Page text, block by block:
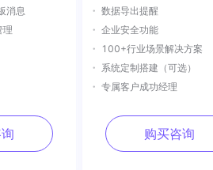
消息
理
数据导出提醒
企业安全功能
100+行业场景解决方案
系统定制搭建（可选）
专属客户成功经理
购买咨询